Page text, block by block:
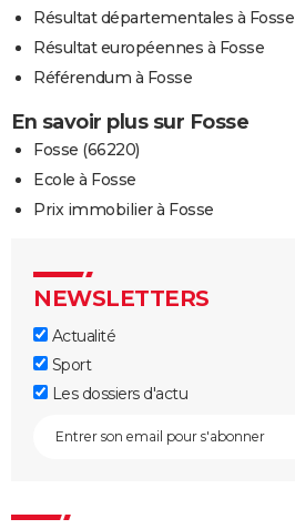
Résultat départementales à Fosse
Résultat européennes à Fosse
Référendum à Fosse
En savoir plus sur Fosse
Fosse (66220)
Ecole à Fosse
Prix immobilier à Fosse
NEWSLETTERS
Actualité
Sport
Les dossiers d'actu